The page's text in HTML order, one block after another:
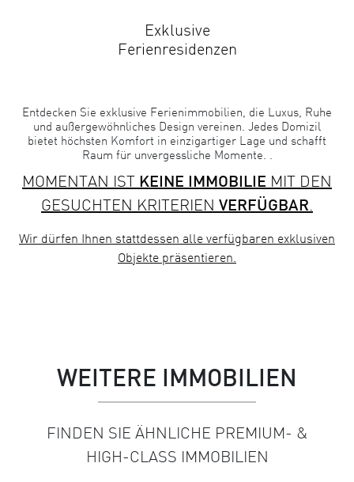
Exklusive
Ferienresidenzen
Entdecken Sie exklusive Ferienimmobilien, die Luxus, Ruhe
und außergewöhnliches Design vereinen. Jedes Domizil
bietet höchsten Komfort in einzigartiger Lage und schafft
Raum für unvergessliche Momente. .
MOMENTAN IST KEINE IMMOBILIE MIT DEN
GESUCHTEN KRITERIEN VERFÜGBAR
Wir dürfen Ihnen stattdessen alle verfügbaren exklusiven
Objekte präsentieren.
WEITERE IMMOBILIEN
FINDEN SIE ÄHNLICHE PREMIUM- &
HIGH-CLASS IMMOBILIEN